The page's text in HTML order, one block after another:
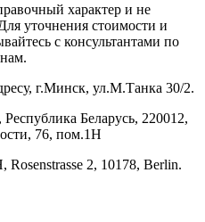
характер и не
уточнения стоимости и
с консультантами по
г.Минск, ул.М.Танка 30/2.
Беларусь, 220012,
76, пом.1Н
2, 10178, Berlin.